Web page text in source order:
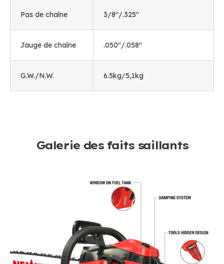
Pas de chaîne 3/8"/.325"
Jauge de chaîne .050"/.058"
G.W./N.W. 6.5kg/5,1kg
Galerie des faits saillants